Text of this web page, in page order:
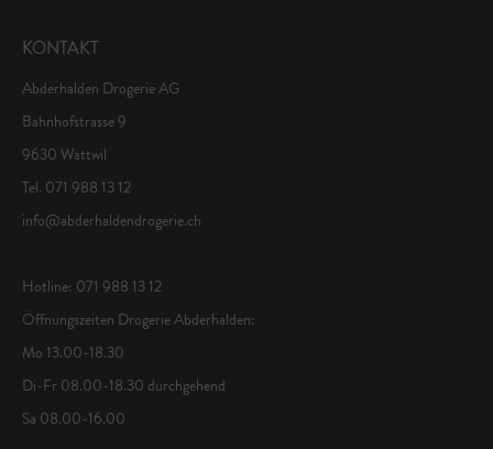
KONTAKT
Abderhalden Drogerie AG
Bahnhofstrasse 9
9630 Wattwil
Tel. 071 988 13 12
info@abderhaldendrogerie.ch
Hotline: 071 988 13 12
Öffnungszeiten Drogerie Abderhalden:
Mo 13.00-18.30
Di-Fr 08.00-18.30 durchgehend
Sa 08.00-16.00